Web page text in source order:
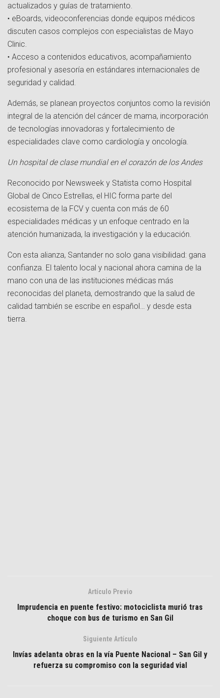
actualizados y guías de tratamiento.
• eBoards, videoconferencias donde equipos médicos
discuten casos complejos con especialistas de Mayo
Clinic.
• Acceso a contenidos educativos, acompañamiento
profesional y asesoría en estándares internacionales de
seguridad y calidad.
Además, se planean proyectos conjuntos como la revisión
integral de la atención del cáncer de mama, incorporación
de tecnologías innovadoras y fortalecimiento de
especialidades clave como cardiología y oncología.
Un hospital de clase mundial en el corazón de los Andes
Reconocido por Newsweek y Statista como Hospital
Global de Cinco Estrellas, el HIC forma parte del
ecosistema de la FCV y cuenta con más de 60
especialidades médicas y un enfoque centrado en la
atención humanizada, la investigación y la educación.
Con esta alianza, Santander no solo gana visibilidad: gana
confianza. El talento local y nacional ahora camina de la
mano con una de las instituciones médicas más
reconocidas del planeta, demostrando que la salud de
calidad también se escribe en español… y desde esta
tierra.
Artículo Previo
Imprudencia en puente festivo: motociclista murió tras
choque con bus de turismo en San Gil
Siguiente Artículo
Invías adelanta obras en la vía Puente Nacional – San Gil y
refuerza su compromiso con la seguridad vial